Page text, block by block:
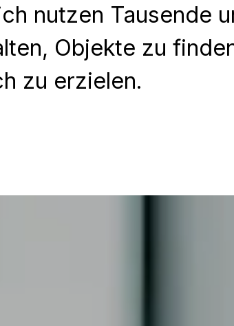
nutzen Tausende
Objekte zu
zu erzielen.